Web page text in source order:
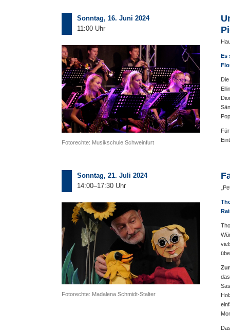
Sonntag, 16. Juni 2024
11:00 Uhr
Fotorechte: Musikschule Schweinfurt
Es
Sonntag, 21. Juli 2024
14:00–17:30 Uhr
Fotorechte: Madalena Schmidt-Stalter